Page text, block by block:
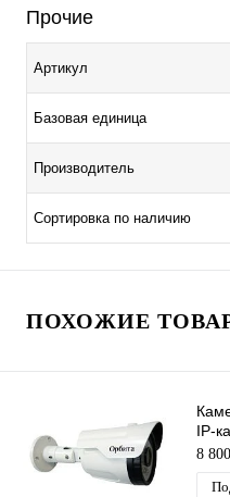
Прочие
Артикул
Базовая единица
Производитель
Сортировка по наличию
ПОХОЖИЕ
IP-
8